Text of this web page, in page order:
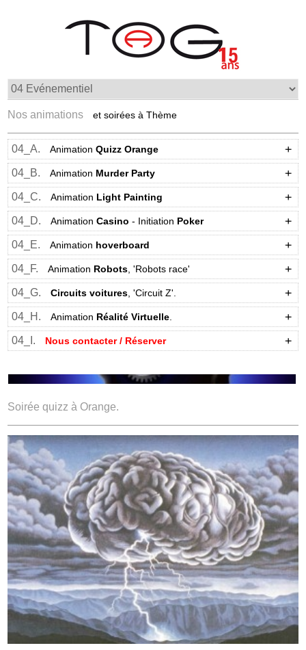
Nos animations et soirées à Thème
04_A. AnimationQuizzOrange
04_B. Animation Murder Party
04_C. Animation Light Painting
04_D. AnimationCasino - Initiation Poker
04_E. Animation hoverboard
04_F. Animation Robots, 'Robots race'
04_G. Circuits voitures, 'Circuit Z'.
04_H. Animation Réalité Virtuelle.
04_I. Nous contacter / Réserver
Soirée quizz à Orange.